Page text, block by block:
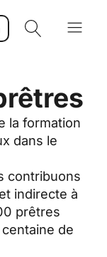
la formation
dans le
contribuons
indirecte à
prêtres
de